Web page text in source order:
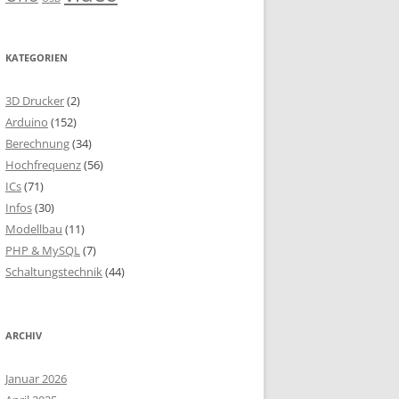
KATEGORIEN
3D Drucker(2)
Arduino (152)
Berechnung(34)
Hochfrequenz(56)
ICs(71)
Infos(30)
Modellbau (11)
PHP & MySQL(7)
Schaltungstechnik(44)
ARCHIV
Januar 2026